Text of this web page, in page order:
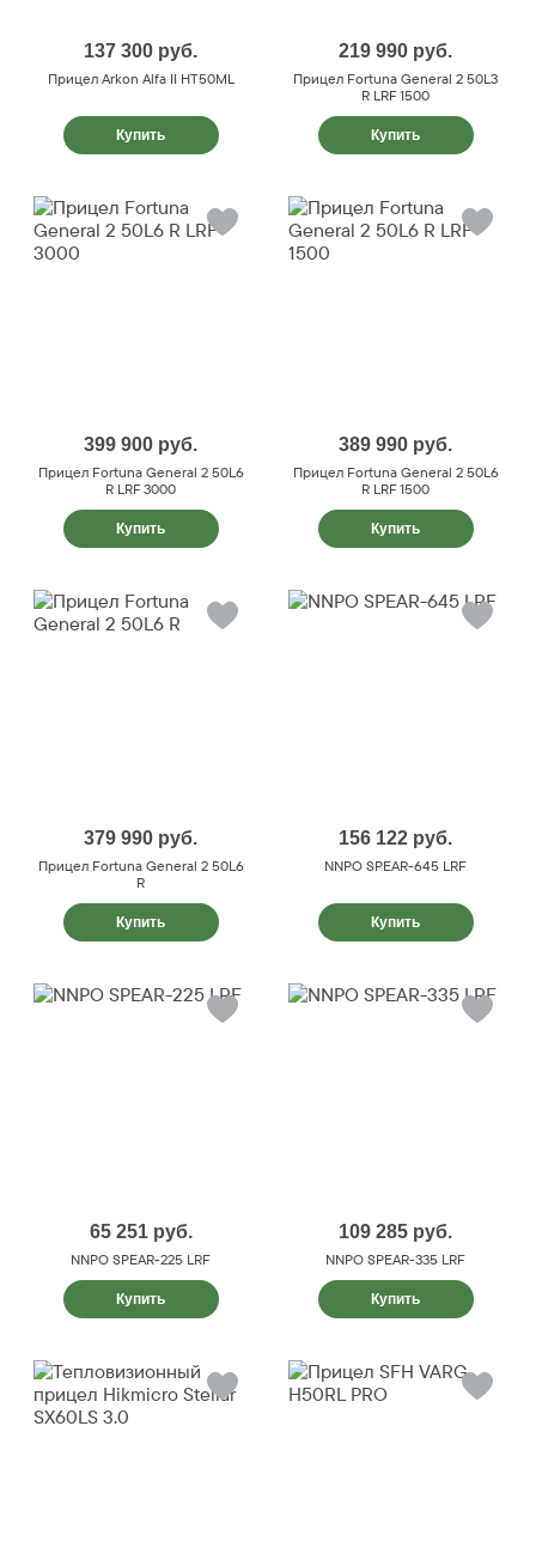
137 300 руб.
Прицел Arkon Alfa II HT50ML
Купить
219 990 руб.
Прицел Fortuna General 2 50L3
R LRF 1500
Купить
399 900 руб.
Прицел Fortuna General 2 50L6
R LRF 3000
Купить
389 990 руб.
Прицел Fortuna General 2 50L6
R LRF 1500
Купить
379 990 руб.
Прицел Fortuna General 2 50L6
R
Купить
156 122 руб.
NNPO SPEAR-645 LRF
Купить
65 251 руб.
NNPO SPEAR-225 LRF
Купить
109 285 руб.
NNPO SPEAR-335 LRF
Купить